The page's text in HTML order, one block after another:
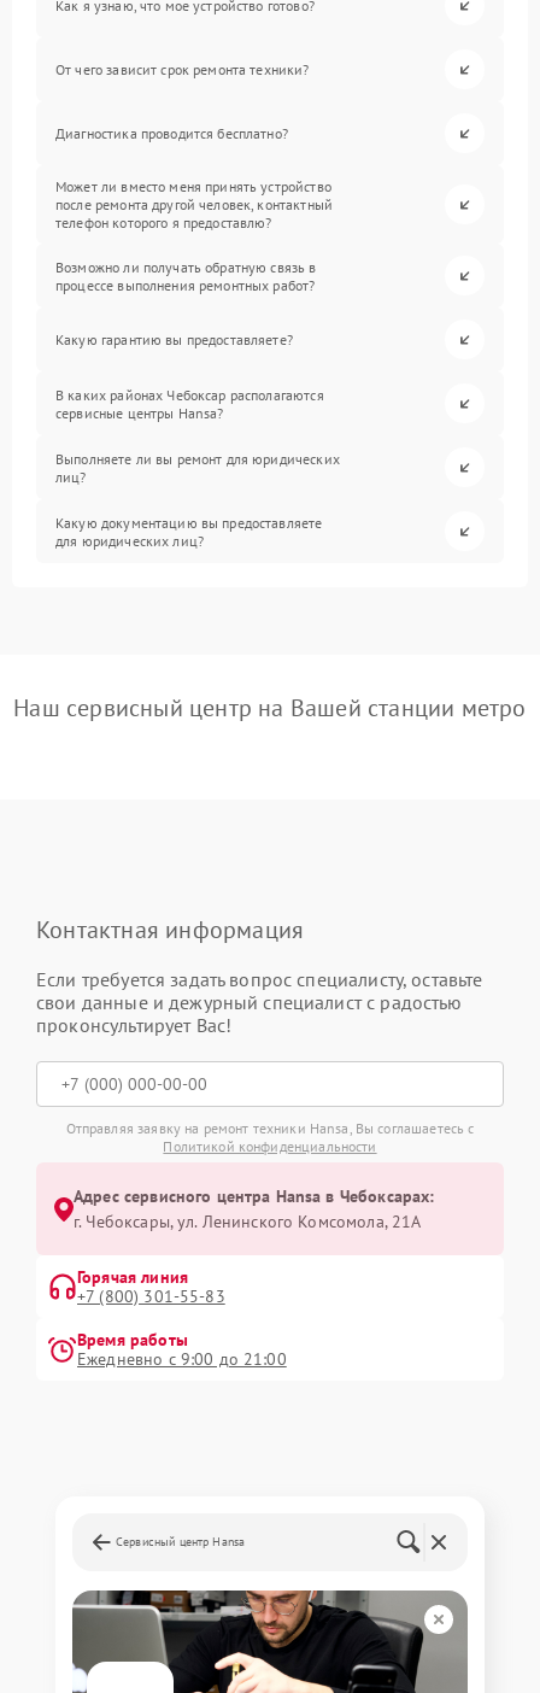
Как я узнаю, что мое устройство готово?
От чего зависит срок ремонта техники?
Диагностика проводится бесплатно?
Может ли вместо меня принять устройство
после ремонта другой человек, контактный
телефон которого я предоставлю?
Возможно ли получать обратную связь в
процессе выполнения ремонтных работ?
Какую гарантию вы предоставляете?
В каких районах Чебоксар располагаются
сервисные центры Hansa?
Выполняете ли вы ремонт для юридических
лиц?
Какую документацию вы предоставляете
для юридических лиц?
Наш сервисный центр на Вашей станции метро
Контактная информация
Если требуется задать вопрос специалисту, оставьте
свои данные и дежурный специалист с радостью
проконсультирует Вас!
Отправляя заявку на ремонт техники Hansa, Вы соглашаетесь с
Политикой конфиденциальности
Адрес сервисного центра Hansa в Чебоксарах:
г. Чебоксары, ул. Ленинского Комсомола, 21А
Горячая линия
+7 (800) 301-55-83
Время работы
Ежедневно с 9:00 до 21:00
Сервисный центр Hansa